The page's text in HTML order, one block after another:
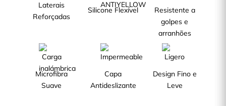
Laterais
Reforçadas
Silicone Flexível
Resistente a
golpes e
arranhões
Microfibra
Suave
Capa
Antideslizante
Design Fino e
Leve